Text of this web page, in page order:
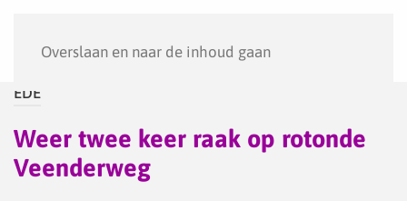
Overslaan en naar de inhoud gaan
EDE
Weer twee keer raak op rotonde
Veenderweg